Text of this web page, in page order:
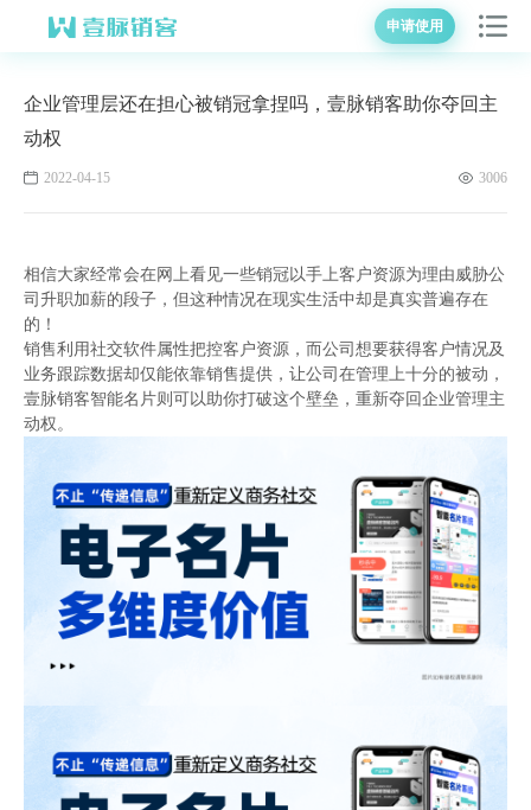
申请使用
企业管理层还在担心被销冠拿捏吗，壹脉销客助你夺回主
动权
2022-04-15 3006
相信大家经常会在网上看见一些销冠以手上客户资源为理由威胁公
司升职加薪的段子，但这种情况在现实生活中却是真实普遍存在
的！
销售利用社交软件属性把控客户资源，而公司想要获得客户情况及
业务跟踪数据却仅能依靠销售提供，让公司在管理上十分的被动，
壹脉销客智能名片则可以助你打破这个壁垒，重新夺回企业管理主
动权。